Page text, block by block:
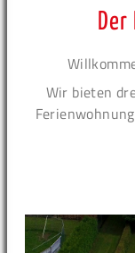
Wir bieten